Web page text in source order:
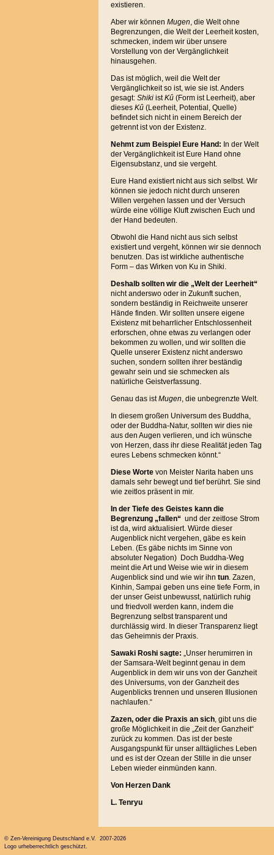
existieren.
Aber wir können Mugen, die Welt ohne
Begrenzungen, die Welt der Leerheit kosten,
schmecken, indem wir über unsere
Vorstellung von der Vergänglichkeit
hinausgehen.
Das ist möglich, weil die Welt der
Vergänglichkeit so ist, wie sie ist. Anders
gesagt: ShikiistKû(Form ist Leerheit), aber
dieses Kû(Leerheit, Potential, Quelle)
befindet sich nicht in einem Bereich der
getrennt ist von der Existenz.
Nehmt zum Beispiel Eure Hand: In der Welt
der Vergänglichkeit ist Eure Hand ohne
Eigensubstanz, und sie vergeht.
Eure Hand existiert nicht aus sich selbst. Wir
können sie jedoch nicht durch unseren
Willen vergehen lassen und der Versuch
würde eine völlige Kluft zwischen Euch und
der Hand bedeuten.
Obwohl die Hand nicht aus sich selbst
existiert und vergeht, können wir sie dennoch
benutzen. Das ist wirkliche authentische
Form – das Wirken von Ku in Shiki.
Deshalb sollten wir die „Welt der Leerheit“
nicht anderswo oder in Zukunft suchen,
sondern beständig in Reichweite unserer
Hände finden. Wir sollten unsere eigene
Existenz mit beharrlicher Entschlossenheit
erforschen, ohne etwas zu verlangen oder
bekommen zu wollen, und wir sollten die
Quelle unserer Existenz nicht anderswo
suchen, sondern sollten ihrer beständig
gewahr sein und sie schmecken als
natürliche Geistverfassung.
Genau das istMugen, die unbegrenzte Welt.
In diesem großen Universum des Buddha,
oder der Buddha-Natur, sollten wir dies nie
aus den Augen verlieren, und ich wünsche
von Herzen, dass ihr diese Realität jeden Tag
eures Lebens schmecken könnt.“
Diese Wortevon Meister Narita haben uns
damals sehr bewegt und tief berührt. Sie sind
wie zeitlos präsent in mir.
In der Tiefe des Geistes kann die
Begrenzung „fallen“ und der zeitlose Strom
ist da, wird aktualisiert. Würde dieser
Augenblick nicht vergehen, gäbe es kein
Leben. (Es gäbe nichts im Sinne von
absoluter Negation) Doch Buddha-Weg
meint die Art und Weise wie wir in diesem
Augenblick sind und wie wir ihn tun. Zazen,
Kinhin, Sampai geben uns eine tiefe Form, in
der unser Geist unbewusst, natürlich ruhig
und friedvoll werden kann, indem die
Begrenzung selbst transparent und
durchlässig wird. In dieser Transparenz liegt
das Geheimnis der Praxis.
Sawaki Roshi sagte: „Unser herumirren in
der Samsara-Welt beginnt genau in dem
Augenblick in dem wir uns von der Ganzheit
des Universums, von der Ganzheit des
Augenblicks trennen und unseren Illusionen
nachlaufen.“
Zazen, oder die Praxis an sich, gibt uns die
große Möglichkeit in die „Zeit der Ganzheit“
zurück zu kommen. Das ist der beste
Ausgangspunkt für unser alltägliches Leben
und es ist der Ozean der Stille in die unser
Leben wieder einmünden kann.
Von Herzen Dank
L. Tenryu
© Zen-Vereinigung Deutschland e.V. 2007-2026
Logo urheberrechtlich geschützt.